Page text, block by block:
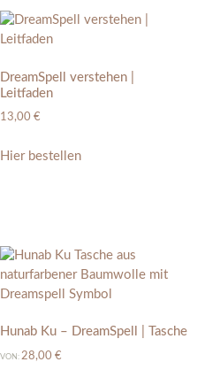
DreamSpell verstehen |
Leitfaden
13,00 €
Hier bestellen
Hunab Ku – DreamSpell | Tasche
VON: 28,00 €